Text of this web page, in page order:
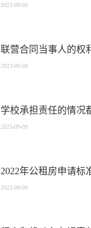
2023-09-09
联营合同当事人的权
2023-09-09
学校承担责任的情况
2023-09-09
2022年公租房申请标
2023-09-09